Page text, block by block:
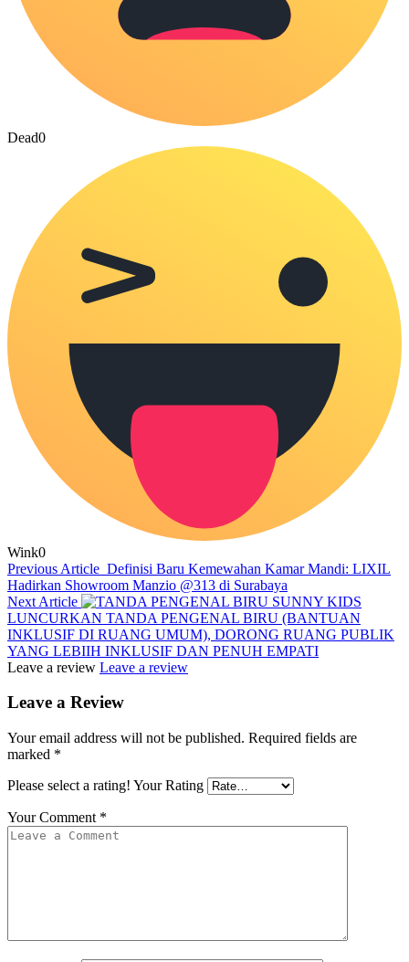
Dead0
Wink0
Previous Article Definisi Baru Kemewahan Kamar Mandi: LIXIL
Hadirkan Showroom Manzio @313 di Surabaya
Next Article
SUNNY KIDS
LUNCURKAN TANDA PENGENAL BIRU (BANTUAN
INKLUSIF DI RUANG UMUM), DORONG RUANG PUBLIK
YANG LEBIIH INKLUSIF DAN PENUH EMPATI
Leave a review Leave a review
Leave a Review
Your email address will not be published. Required fields are
marked *
Please select a rating! Your Rating
Your Comment *